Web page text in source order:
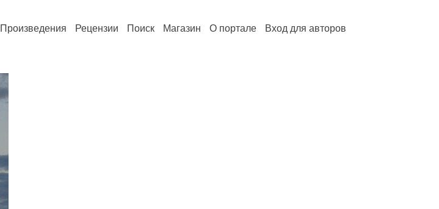
Произведения Рецензии Поиск Магазин О портале Вход для авторов